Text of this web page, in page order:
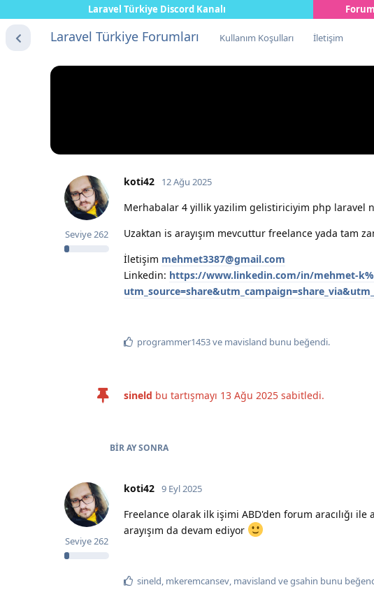
Laravel Türkiye Discord Kanalı
Laravel Türkiye Forumları Kullanım Koşulları İletişim
koti42
Seviye262
12 Ağu 2025
Merhabalar 4 yillik yazilim gelistiriciyim php laravel
Uzaktan is arayışım mevcuttur freelance yada tam
İletişim mehmet3387@gmail.com
Linkedin: https://www.linkedin.com/in/mehmet-
programmer1453ve mavisland bunu beğendi.
sineld bu tartışmayı 13 Ağu 2025 sabitledi.
BIR AYSONRA
koti42
Seviye262
9 Eyl 2025
Freelance olarak ilk işimi ABD'den forum aracılığı
arayışım da devam ediyor
sineld, mkeremcansev, mavisland vegsahin bunu